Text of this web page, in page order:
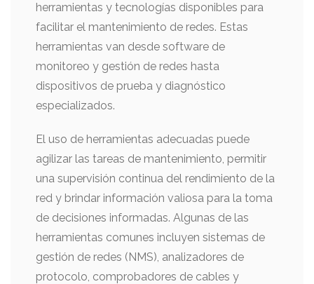
herramientas y tecnologías disponibles para
facilitar el mantenimiento de redes. Estas
herramientas van desde software de
monitoreo y gestión de redes hasta
dispositivos de prueba y diagnóstico
especializados.
El uso de herramientas adecuadas puede
agilizar las tareas de mantenimiento, permitir
una supervisión continua del rendimiento de la
red y brindar información valiosa para la toma
de decisiones informadas. Algunas de las
herramientas comunes incluyen sistemas de
gestión de redes (NMS), analizadores de
protocolo, comprobadores de cables y